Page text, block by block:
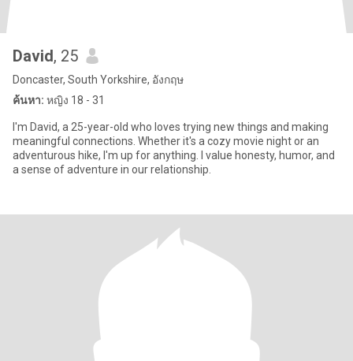
David, 25
Doncaster, South Yorkshire, อังกฤษ
ค้นหา: หญิง 18 - 31
I'm David, a 25-year-old who loves trying new things and making
meaningful connections. Whether it's a cozy movie night or an
adventurous hike, I'm up for anything. I value honesty, humor, and
a sense of adventure in our relationship.